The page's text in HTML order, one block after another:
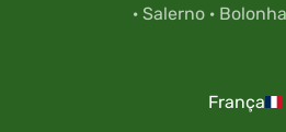
· Salerno · Bolonha
França